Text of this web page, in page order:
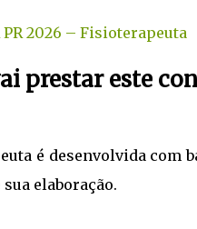
2026 – Fisioterapeuta
prestar este
é desenvolvida com
elaboração.